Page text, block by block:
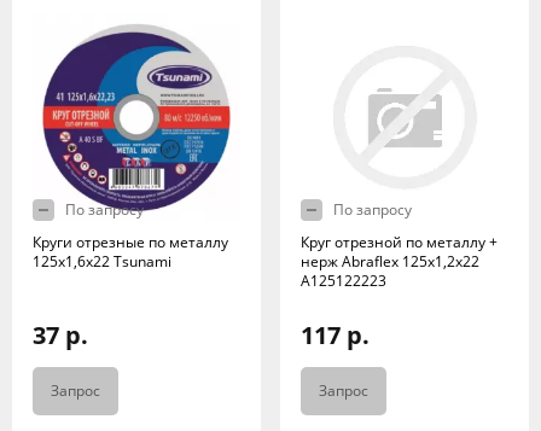
По запросу
Круги отрезные по металлу
125х1,6х22 Tsunami
37 р.
Запрос
По запросу
Круг отрезной по металлу +
нерж Abraflex 125x1,2x22
А125122223
117 р.
Запрос